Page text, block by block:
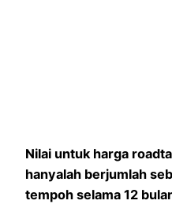
Nilai untuk harga
hanyalah berjumlah
tempoh selama 12